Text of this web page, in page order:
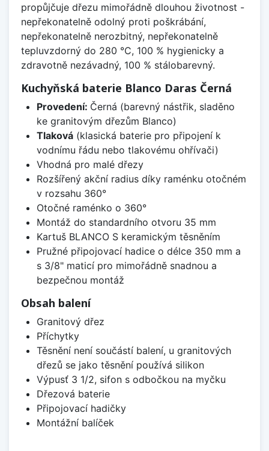
propůjčuje dřezu mimořádně dlouhou životnost -
nepřekonatelně odolný proti poškrábání,
nepřekonatelně nerozbitný, nepřekonatelně
tepluvzdorný do 280 °C, 100 % hygienicky a
zdravotně nezávadný, 100 % stálobarevný.
Kuchyňská baterie Blanco Daras Černá
Provedení: Černá (barevný nástřik, sladěno
ke granitovým dřezům Blanco)
Tlaková(klasická baterie pro připojení k
vodnímu řádu nebo tlakovému ohřívači)
Vhodná pro malé dřezy
Rozšířený akční radius díky raménku otočném
v rozsahu 360°
Otočné raménko o 360°
Montáž do standardního otvoru 35 mm
Kartuš BLANCO S keramickým těsněním
Pružné připojovací hadice o délce 350 mm a
s 3/8" maticí pro mimořádně snadnou a
bezpečnou montáž
Obsah balení
Granitový dřez
Příchytky
Těsnění není součástí balení, u granitových
dřezů se jako těsnění používá silikon
Výpusť 3 1/2, sifon s odbočkou na myčku
Dřezová baterie
Připojovací hadičky
Montážní balíček